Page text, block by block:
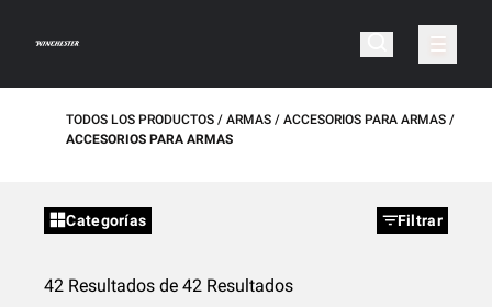
TODOS LOS PRODUCTOS ARMAS
ACCESORIOS PARA ARMAS
ACCESORIOS PARA ARMAS
Categorías Filtrar
42 Resultados de 42 Resultados